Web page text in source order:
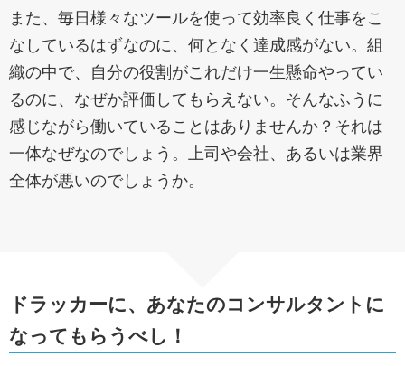
また、毎日様々なツールを使って効率良く仕事をこ
なしているはずなのに、何となく達成感がない。組
織の中で、自分の役割がこれだけ一生懸命やってい
るのに、なぜか評価してもらえない。そんなふうに
感じながら働いていることはありませんか？それは
一体なぜなのでしょう。上司や会社、あるいは業界
全体が悪いのでしょうか。
ドラッカーに、あなたのコンサルタントに
なってもらうべし！